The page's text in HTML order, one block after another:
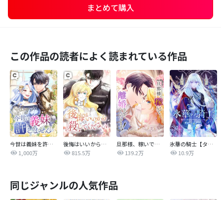
まとめて購入
この作品の読者によく読まれている作品
今世は義妹を許しません
1,000万
後悔はいいから殺してください
815.5万
旦那様、稼いで離婚させていただきます！
139.2万
氷華の騎士【タテヨミ】
10.9万
同じジャンルの人気作品